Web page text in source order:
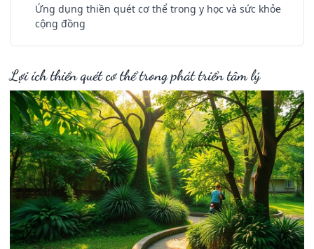
Ứng dụng thiền quét cơ thể trong y học và sức khỏe
cộng đồng
Lợi ích thiền quét cơ thể trong phát triển tâm lý